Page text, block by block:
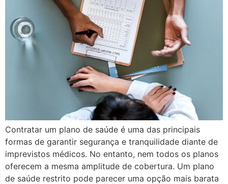
Contratar um plano de saúde é uma das principais
formas de garantir segurança e tranquilidade diante de
imprevistos médicos. No entanto, nem todos os planos
oferecem a mesma amplitude de cobertura. Um plano
de saúde restrito pode parecer uma opção mais barata